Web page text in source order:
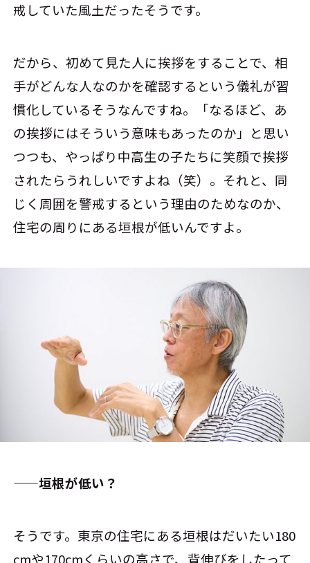
戒していた風土だったそうです。
だから、初めて見た人に挨拶をすることで、相
手がどんな人なのかを確認するという儀礼が習
慣化しているそうなんですね。「なるほど、あ
の挨拶にはそういう意味もあったのか」と思い
つつも、やっぱり中高生の子たちに笑顔で挨拶
されたらうれしいですよね（笑）。それと、同
じく周囲を警戒するという理由のためなのか、
住宅の周りにある垣根が低いんですよ。
――垣根が低い？
そうです。東京の住宅にある垣根はだいたい180
cmや170cmくらいの高さで、背伸びをしたって